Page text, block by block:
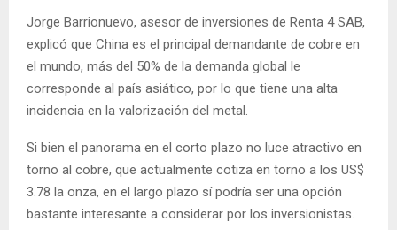
Jorge Barrionuevo, asesor de inversiones de Renta 4 SAB,
explicó que China es el principal demandante de cobre en
el mundo, más del 50% de la demanda global le
corresponde al país asiático, por lo que tiene una alta
incidencia en la valorización del metal.
Si bien el panorama en el corto plazo no luce atractivo en
torno al cobre, que actualmente cotiza en torno a los US$
3.78 la onza, en el largo plazo sí podría ser una opción
bastante interesante a considerar por los inversionistas.